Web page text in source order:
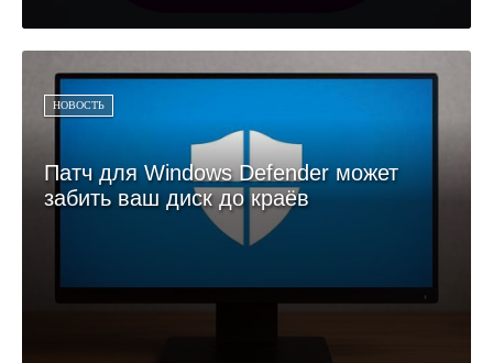
НОВОСТЬ
Патч для Windows Defender может
забить ваш диск до краёв